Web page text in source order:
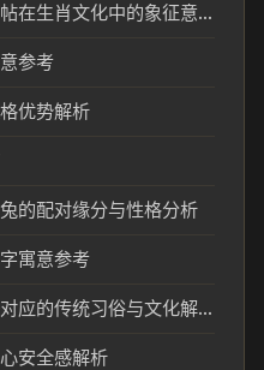
妥妥帖帖是什么生肖_妥妥帖帖在生肖文化中的象征意义
参考
优势解析
的配对缘分与性格分析
寓意参考
十二生肖时辰_十二生肖时辰对应的传统习俗与文化解读
安全感解析